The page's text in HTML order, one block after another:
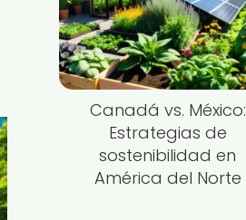
Canadá vs. México:
Estrategias de
sostenibilidad en
América del Norte